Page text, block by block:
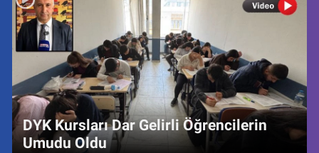
DYK Kursları Dar Gelirli Öğrencilerin
Umudu Oldu